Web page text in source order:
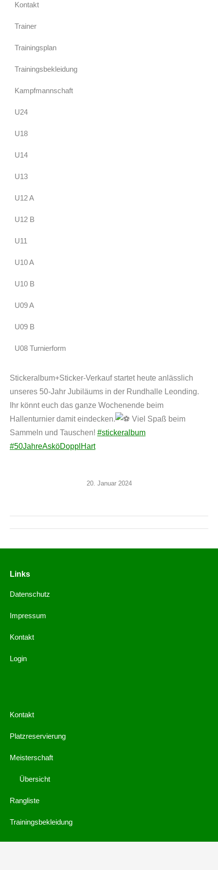
Stickeralbum+Sticker-Verkauf startet heute anlässlich
unseres 50-Jahr Jubiläums in der Rundhalle Leonding.
Ihr könnt euch das ganze Wochenende beim
Hallenturnier damit eindecken.
Viel Spaß beim
Sammeln und Tauschen! #stickeralbum
#50JahreAsköDopplHart
20. Januar 2024
Kontakt
Trainer
Trainingsplan
Trainingsbekleidung
Kampfmannschaft
U24
U18
U14
U13
U12 A
U12 B
U11
U10 A
U10 B
U09 A
U09 B
U08 Turnierform
Links
Datenschutz
Impressum
Kontakt
Login
Kontakt
Platzreservierung
Meisterschaft
Übersicht
Rangliste
Trainingsbekleidung